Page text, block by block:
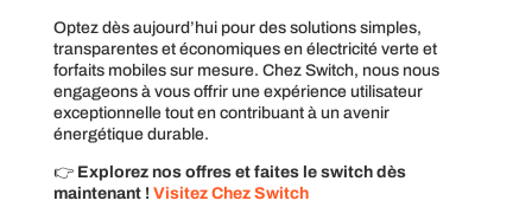
Optez dès aujourd’hui pour des solutions simples,
transparentes et économiques en électricité verte et
forfaits mobiles sur mesure. Chez Switch, nous nous
engageons à vous offrir une expérience utilisateur
exceptionnelle tout en contribuant à un avenir
énergétique durable.
👉 Explorez nos offres et faites le switch dès
maintenant ! Visitez Chez Switch